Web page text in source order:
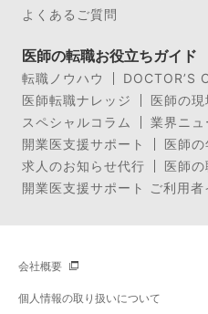
よくあるご質問
医師の転職お役立ちガイド
転職ノウハウ
DOCTOR’S
医師転職ナレッジ
医師の
スペシャルコラム
業界ニュ
開業医支援サポート
医師
求人のお知らせ代行
医師
開業医支援サポート ご利用者
会社概要
個人情報の取り扱いについて